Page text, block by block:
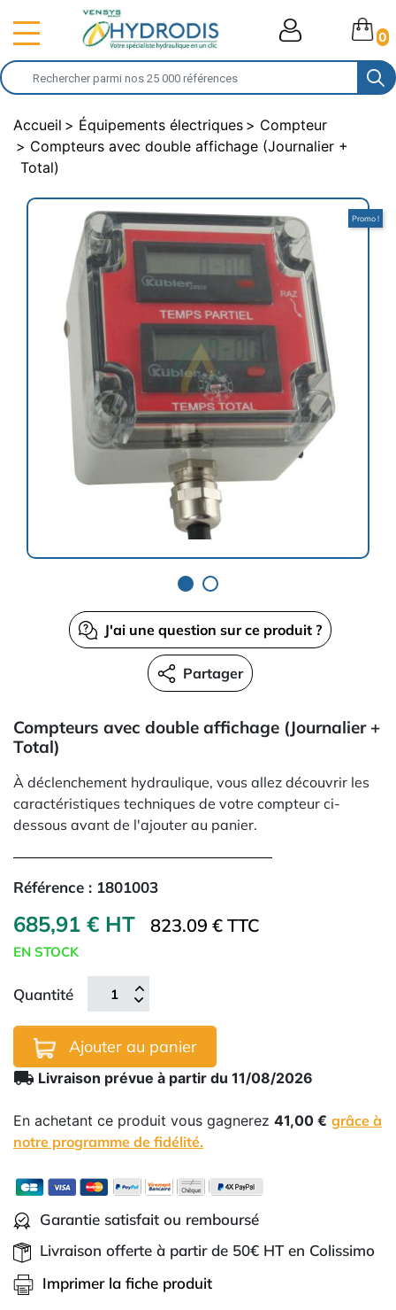
0
Accueil Équipements électriques
Compteur
Compteurs avec double affichage (Journalier +
Total)
Promo !
J'ai une question sur ce produit ?
Partager
Compteurs avec double affichage (Journalier +
Total)
À déclenchement hydraulique, vous allez découvrir les
caractéristiques techniques de votre compteur ci-
dessous avant de l'ajouter au panier.
Référence : 1801003
685,91 € HT 823.09 € TTC
EN STOCK
Quantité
Ajouter au panier
local_shipping Livraison prévue à partir du 11/08/2026
En achetant ce produit vous gagnerez 41,00 € grâce à
notre programme de fidélité.
Garantie satisfait ou remboursé
Livraison offerte à partir de 50€ HT en Colissimo
Imprimer la fiche produit